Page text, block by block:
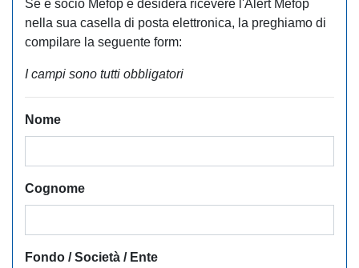
Se è socio Mefop e desidera ricevere l'Alert Mefop
nella sua casella di posta elettronica, la preghiamo di
compilare la seguente form:
I campi sono tutti obbligatori
Nome
Cognome
Fondo / Società / Ente